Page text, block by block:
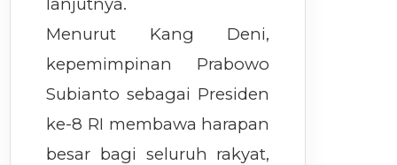
Menurut Kang Deni,
kepemimpinan Prabowo
Subianto sebagai Presiden
ke-8 RI membawa harapan
besar bagi seluruh rakyat,